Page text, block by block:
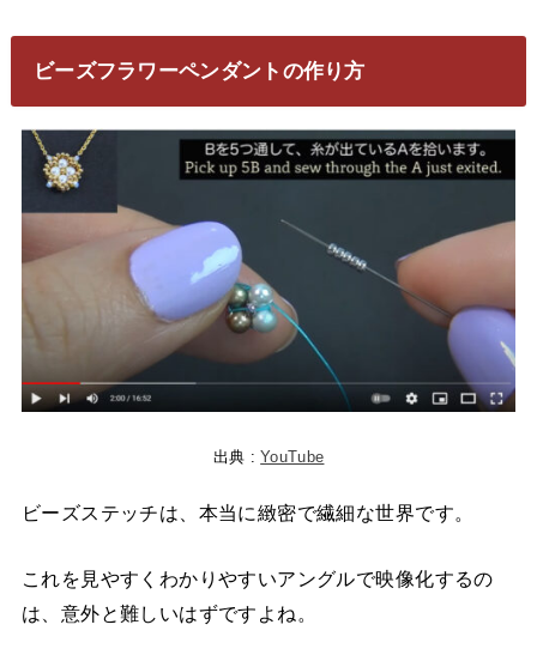
ビーズフラワーペンダントの作り方
出典 :YouTube
ビーズステッチは、本当に緻密で繊細な世界です。
これを見やすくわかりやすいアングルで映像化するの
は、意外と難しいはずですよね。